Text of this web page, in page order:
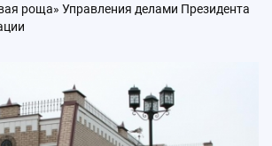
роща» Управления делами Президента